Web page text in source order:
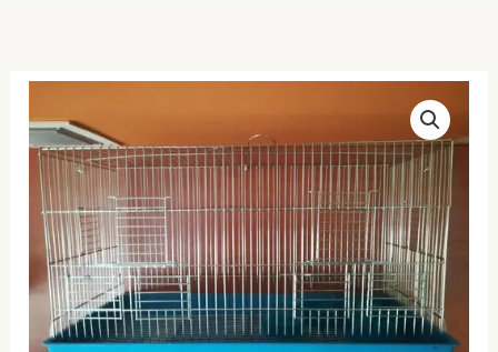
με
χώρισμα
ταΐστρες
ποσότητα